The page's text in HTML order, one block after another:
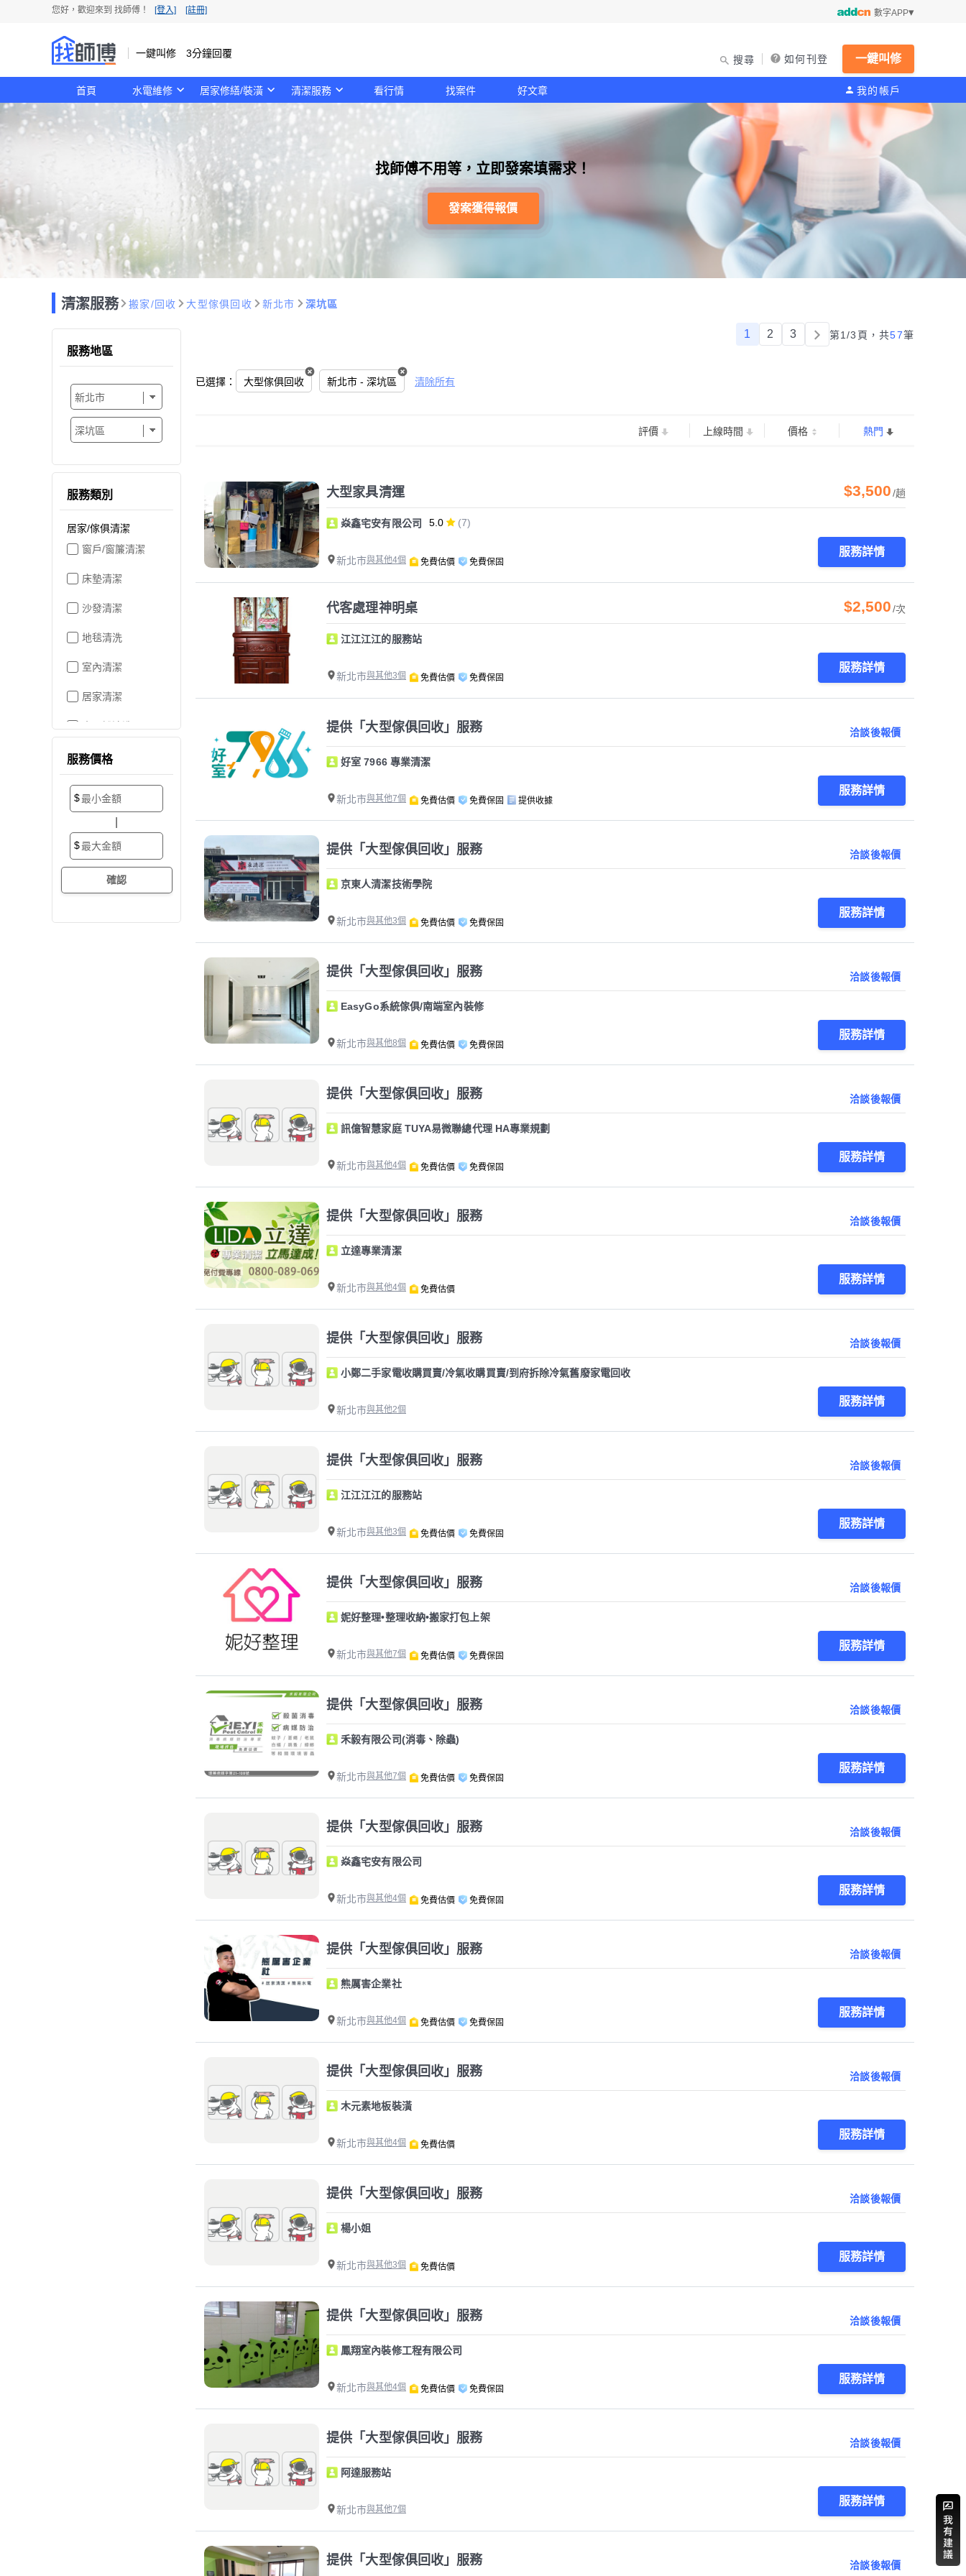
您好，歡迎來到 找師傅！ [登入] [註冊] 數字APP
一鍵叫修 3分鐘回覆
搜尋 如何刊登 一鍵叫修
首頁 水電維修 居家修繕/裝潢 清潔服務 看行情 找案件 好文章 我的帳戶
找師傅不用等，立即發案填需求！
發案獲得報價
清潔服務 搬家/回收 大型傢俱回收 新北市 深坑區
1 2 3 第1/3頁， 共57筆
已選擇： 大型傢俱回收 新北市 - 深坑區 清除所有
服務地區
服務類別
居家/傢俱清潔
窗戶/窗簾清潔
床墊清潔
沙發清潔
地毯清洗
室內清潔
居家清潔
空屋打掃
居家收納
搬家/裝潢後清潔
大掃除
辦公室清潔
服務價格
$
$
評價 上線時間 價格 熱門
大型家具清運 $3,500/趟
焱鑫宅安有限公司 5.0 (7)
新北市與其他4個 免費估價 免費保固
服務詳情
代客處理神明桌 $2,500/次
江江江江的服務站
新北市與其他3個 免費估價 免費保固
服務詳情
提供「大型傢俱回收」服務 洽談後報價
好室 7966 專業清潔
新北市與其他7個 免費估價 免費保固 提供收據
服務詳情
提供「大型傢俱回收」服務 洽談後報價
京東人清潔技術學院
新北市與其他3個 免費估價 免費保固
服務詳情
提供「大型傢俱回收」服務 洽談後報價
EasyGo系統傢俱/南端室內裝修
新北市與其他8個 免費估價 免費保固
服務詳情
提供「大型傢俱回收」服務 洽談後報價
訊億智慧家庭 TUYA易微聯總代理 HA專業規劃
新北市與其他4個 免費估價 免費保固
服務詳情
提供「大型傢俱回收」服務 洽談後報價
立達專業清潔
新北市與其他4個 免費估價
服務詳情
提供「大型傢俱回收」服務 洽談後報價
小鄭二手家電收購買賣/冷氣收購買賣/到府拆除冷氣舊廢家電回收
新北市與其他2個
服務詳情
提供「大型傢俱回收」服務 洽談後報價
江江江江的服務站
新北市與其他3個 免費估價 免費保固
服務詳情
提供「大型傢俱回收」服務 洽談後報價
妮好整理•整理收納•搬家打包上架
新北市與其他7個 免費估價 免費保固
服務詳情
提供「大型傢俱回收」服務 洽談後報價
禾毅有限公司(消毒、除蟲)
新北市與其他7個 免費估價 免費保固
服務詳情
提供「大型傢俱回收」服務 洽談後報價
焱鑫宅安有限公司
新北市與其他4個 免費估價 免費保固
服務詳情
提供「大型傢俱回收」服務 洽談後報價
熊厲害企業社
新北市與其他4個 免費估價 免費保固
服務詳情
提供「大型傢俱回收」服務 洽談後報價
木元素地板裝潢
新北市與其他4個 免費估價
服務詳情
提供「大型傢俱回收」服務 洽談後報價
楊小姐
新北市與其他3個 免費估價
服務詳情
提供「大型傢俱回收」服務 洽談後報價
鳳翔室內裝修工程有限公司
新北市與其他4個 免費估價 免費保固
服務詳情
提供「大型傢俱回收」服務 洽談後報價
阿達服務站
新北市與其他7個
服務詳情
提供「大型傢俱回收」服務 洽談後報價